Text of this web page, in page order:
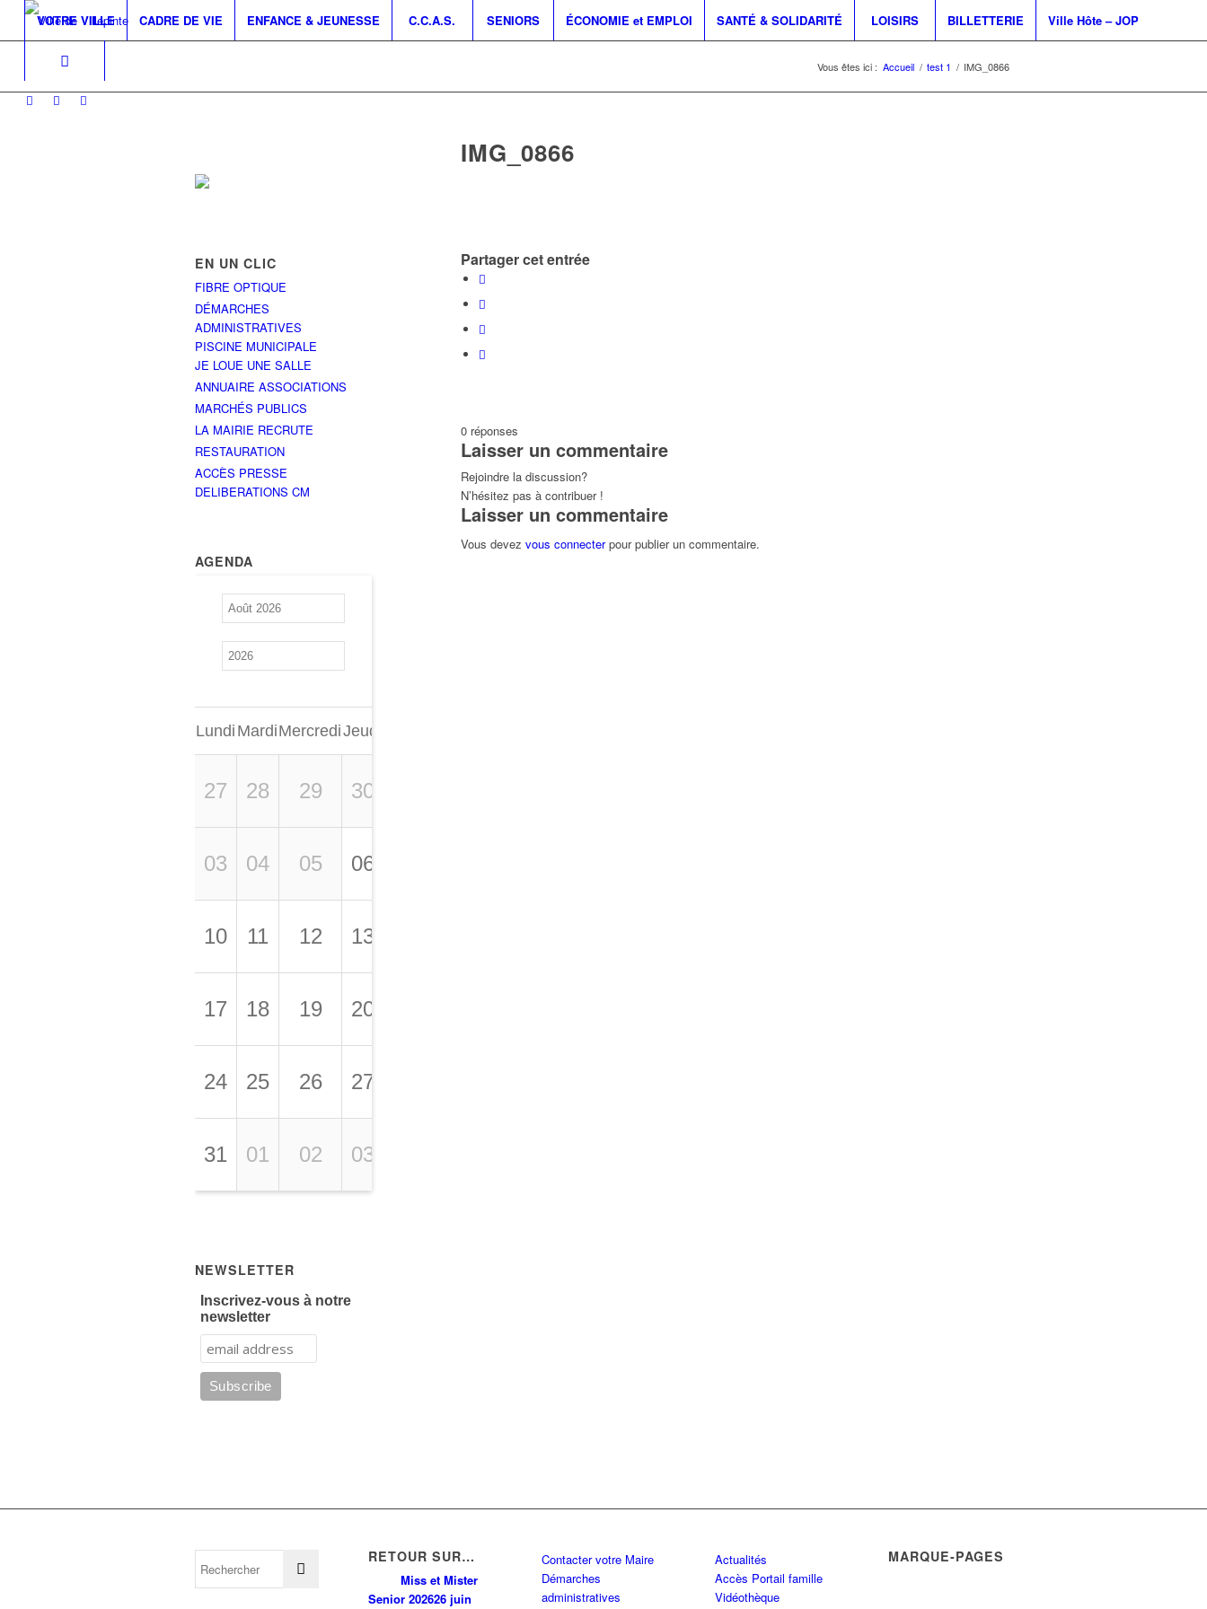
VOTRE VILLE CADRE DE VIE ENFANCE & JEUNESSE C.C.A.S. SENIORS ÉCONOMIE et EMPLOI SANTÉ & SOLIDARITÉ LOISIRS BILLETTERIE Ville Hôte – JOP
Vous êtes ici : Accueil / test 1 / IMG_0866
IMG_0866
Partager cet entrée
0 réponses
Laisser un commentaire
Rejoindre la discussion?
N’hésitez pas à contribuer !
Laisser un commentaire
Vous devez vous connecterpour publier un commentaire.
EN UN CLIC
FIBRE OPTIQUE
DÉMARCHES
ADMINISTRATIVES
PISCINE MUNICIPALE
JE LOUE UNE SALLE
ANNUAIRE ASSOCIATIONS
MARCHÉS PUBLICS
LA MAIRIE RECRUTE
RESTAURATION
ACCÈS PRESSE
DELIBERATIONS CM
AGENDA
Lundi MardiMercrediJeudi
27 28 29 30
03 04 05 06
10 11 12 13
17 18 19 20
24 25 26 27
31 01 02 03
NEWSLETTER
Inscrivez-vous à notre
newsletter
RETOUR SUR…
Miss et Mister
Senior 202626 juin
Contacter votre Maire
Démarches
administratives
Actualités
Accès Portail famille
Vidéothèque
MARQUE-PAGES